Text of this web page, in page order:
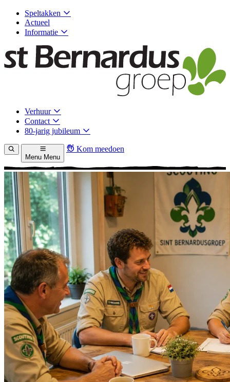
Speltakken
Actueel
Informatie
Verhuur
Contact
80-jarig jubileum
Menu Menu
Kom meedoen